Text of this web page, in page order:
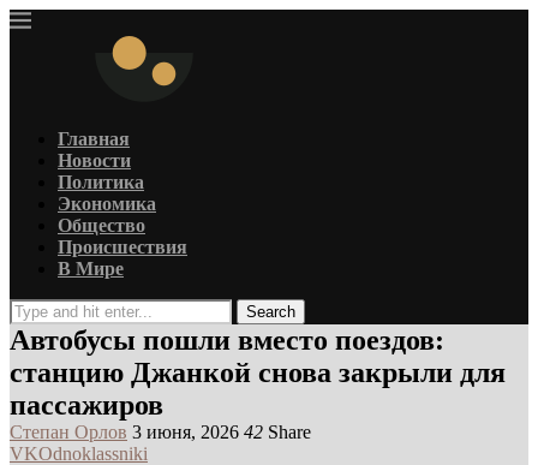
Главная
Новости
Политика
Экономика
Общество
Происшествия
В Мире
Search
Автобусы пошли вместо поездов:
станцию Джанкой снова закрыли для
пассажиров
Степан Орлов 3 июня, 2026 42 Share
VKOdnoklassniki